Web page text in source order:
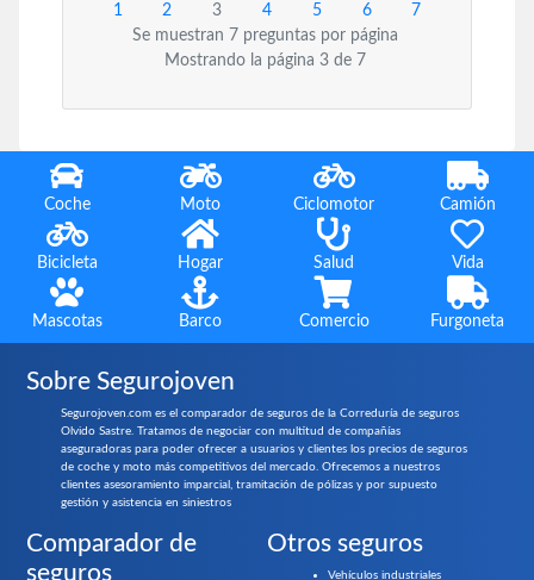
1 2 3 4 5 6
7
Se muestran 7 preguntas por página
Mostrando la página 3 de 7
Coche Moto Ciclomotor Camión
Bicicleta Hogar Salud Vida
Mascotas Barco Comercio Furgoneta
Sobre Segurojoven
Segurojoven.com es el comparador de seguros de la Correduría de seguros
Olvido Sastre. Tratamos de negociar con multitud de compañías
aseguradoras para poder ofrecer a usuarios y clientes los precios de seguros
de coche y moto más competitivos del mercado. Ofrecemos a nuestros
clientes asesoramiento imparcial, tramitación de pólizas y por supuesto
gestión y asistencia en siniestros
Comparador de
seguros
Otros seguros
Vehículos industriales